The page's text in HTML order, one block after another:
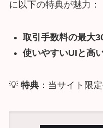
に以下の特典が魅力：
取引手数料の最大
使いやすいUIと高
💡 特典：当サイト限